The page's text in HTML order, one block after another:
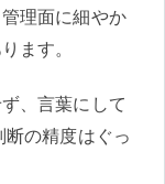
理面に細やか
ます。
、言葉にして
の精度はぐっ